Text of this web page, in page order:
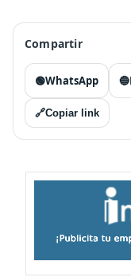
Compartir
🟢WhatsApp 🔵
🔗Copiar link